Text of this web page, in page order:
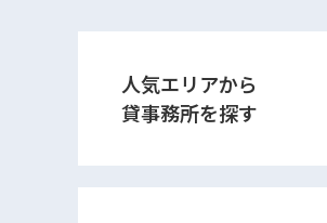
人気エリアから
貸事務所を探す